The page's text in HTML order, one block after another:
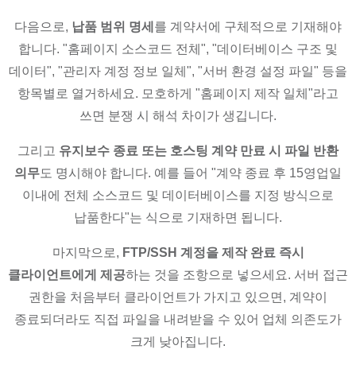
다음으로, 납품 범위 명세 를 계약서에 구체적으로 기재해야
합니다. "홈페이지 소스코드 전체", "데이터베이스 구조 및
데이터", "관리자 계정 정보 일체", "서버 환경 설정 파일" 등을
항목별로 열거하세요. 모호하게 "홈페이지 제작 일체"라고
쓰면 분쟁 시 해석 차이가 생깁니다.
그리고 유지보수 종료 또는 호스팅 계약 만료 시 파일 반환
의무도 명시해야 합니다. 예를 들어 "계약 종료 후 15영업일
이내에 전체 소스코드 및 데이터베이스를 지정 방식으로
납품한다"는 식으로 기재하면 됩니다.
마지막으로, FTP/SSH 계정을 제작 완료 즉시
클라이언트에게 제공하는 것을 조항으로 넣으세요. 서버 접근
권한을 처음부터 클라이언트가 가지고 있으면, 계약이
종료되더라도 직접 파일을 내려받을 수 있어 업체 의존도가
크게 낮아집니다.